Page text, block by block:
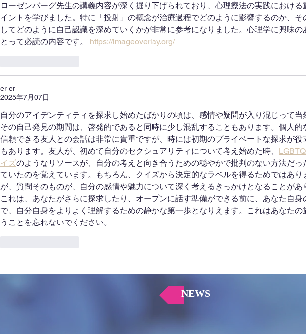
ローゼンバーグ先生の講義内容が深く掘り下げられており、心理療法の実践における
イントを学びました。特に「投射」の概念が治療過程でどのように影響するのか、そ
してどのように自己認識を深めていくかが非常に参考になりました。心理学に興味の
とって必読の内容です。 https://imageoverlay.org/
er er
2025年7月07日
自分のアイデンティティを探求し始めたばかりの頃は、感情や疑問が入り混じって当
その自己発見の期間は、啓発的であると同時に少し混乱することもあります。個人的
信頼できる友人との会話は非常に貴重ですが、時には初期のプライベートな探求が役
もあります。友人が、初めて自分のセクシュアリティについて考え始めた時、
イズのようなリソースが、自分の考えと向き合うための穏やかで批判のない方法だっ
ていたのを覚えています。もちろん、クイズから決定的なラベルを得るためではあり
が、質問そのものが、自分の感情や魅力について深く考えるきっかけとなることがあ
これは、あなたがさらに探求したり、オープンに話す準備ができる前に、あなた自身
で、自分自身をよりよく理解するための静かな第一歩となりえます。これはあなたの
うことを忘れないでください。
NEWS